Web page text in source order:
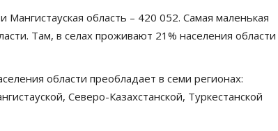
область – 420 052. Самая маленькая
Там, в селах проживают 21% населения области
области преобладает в семи регионах:
Северо-Казахстанской, Туркестанской